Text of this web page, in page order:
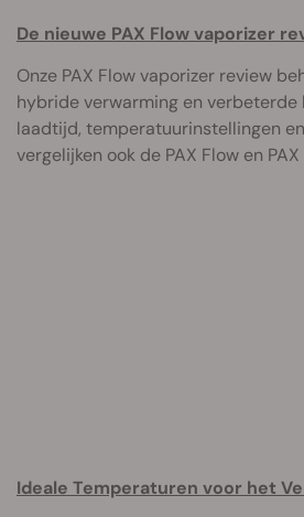
De nieuwe PAX Flow vaporizer
Onze PAX Flow vaporizer review
hybride verwarming en
laadtijd, temperatuurinstellingen
vergelijken ook de PAX Flow en PAX
Ideale Temperaturen voor het